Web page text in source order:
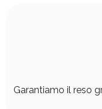
Garantiamo il reso